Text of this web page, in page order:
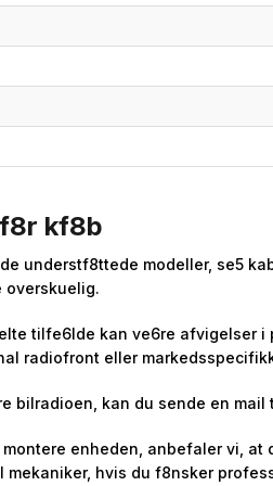
kf8b
understf8ttede modeller, se5
overskuelig.
tilfe6lde kan ve6re afvigelser
radiofront eller
bilradioen, kan du sende en
enheden, anbefaler vi,
mekaniker, hvis du f8nsker